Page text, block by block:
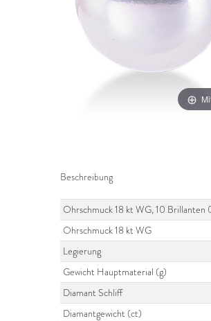
Beschreibung
Ohrschmuck 18 kt WG, 10 Brillanten
Ohrschmuck 18 kt WG
Legierung
Gewicht Hauptmaterial (g)
Diamant Schliff
Diamantgewicht (ct)